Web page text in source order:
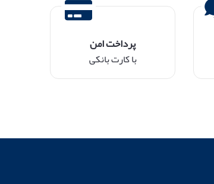
پرداخت امن
با کارت بانکی